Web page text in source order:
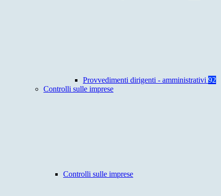
Provvedimenti dirigenti - amministrativi 92
Controlli sulle imprese
Controlli sulle imprese